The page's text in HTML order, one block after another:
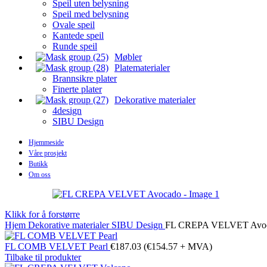
Speil uten belysning
Speil med belysning
Ovale speil
Kantede speil
Runde speil
Møbler
Platematerialer
Brannsikre plater
Finerte plater
Dekorative materialer
4design
SIBU Design
Hjemmeside
Våre prosjekt
Butikk
Om oss
Klikk for å forstørre
Hjem Dekorative materialer SIBU Design FL CREPA VELVET
FL COMB VELVET Pearl €187.03 (€154.57 + MVA)
Tilbake til produkter